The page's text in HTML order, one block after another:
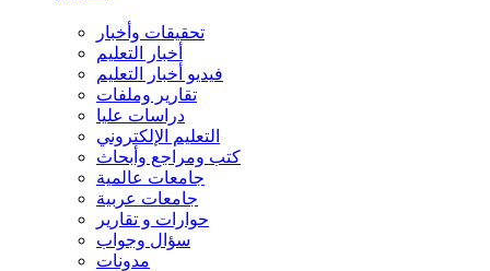
تحقيقات وأخبار
أخبار التعليم
فيديو أخبار التعليم
تقارير وملفات
دراسات عليا
التعليم الإلكتروني
كتب ومراجع وأبحاث
جامعات عالمية
جامعات عربية
حوارات و تقارير
سؤال وجواب
مدونات